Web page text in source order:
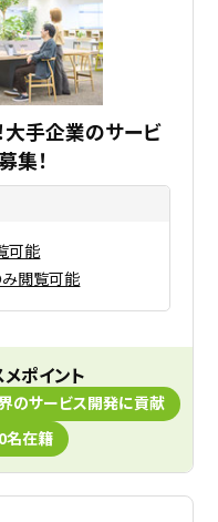
大手企業のサービ
集！
可能
閲覧可能
ポイント
のサービス開発に貢献
名在籍